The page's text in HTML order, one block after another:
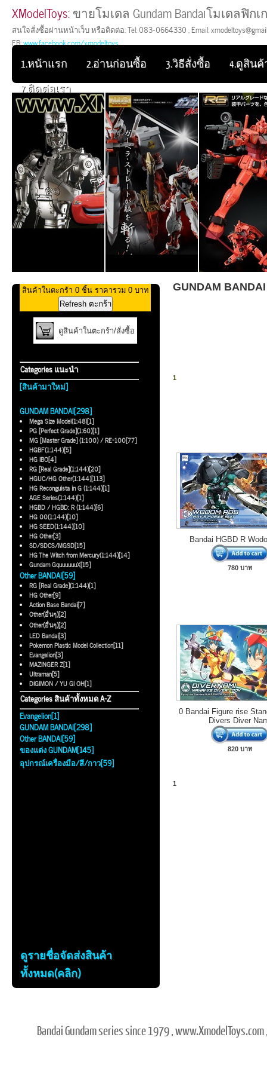
XModelToys: ขายโมเดล Gundam Bandaiโมเดลฟิ
สนใจสั่งซื้อผ่านหน้าเว็บ หรือติดต่อ: Tel: 083-0664330 , Email:
FB:www.facebook.com/xmodeltoys
1.หน้าแรก 2.อ่านก่อนซื้อ 3.วิธีสั่งซื้อ
4.ดูสิน
7.ติดต่อเรา
สินค้าในตะกร้า 0 ชิ้น ราคารวม 0 บาท
ดูสินค้าในตะกร้า/สั่งซื้อ
Categories แนะนำ
[สินค้ามาใหม่]
GUNDAM BANDAI[298]
Mega Size Model(1:48)[1]
PG [Perfect Grade](1:60)[1]
MG [Master Grade] (1:100) / RE-100[77]
HGBF(1:144)[5]
HG IBO[4]
RG [Real Grade](1:144)[20]
HGUC/HG Other(1:144)[113]
HG Reconguista in G (1:144)[1]
AGE Series(1:144)[1]
HGBD / HGBD: R (1:144)[6]
HG 00(1:144)[10]
HG SEED(1:144)[10]
HG Other[3]
SD/SDCS/MGSD[15]
HG The Witch from Mercury(1:144)[14]
Gundam GquuuuuuX[15]
Other BANDAI[59]
RG [Real Grade](1:144)[1]
HG Other[9]
Action Base Bandai[7]
Other(อื่นๆ)[2]
Other(อื่นๆ)[2]
LED Bandai[3]
Pokemon Plastic Model Collection[11]
Evangelion[3]
MAZINGER Z[1]
Ultraman[5]
DIGIMON / YU GI OH[1]
Categories สินค้าทั้งหมด A-Z
Evangelion[1]
GUNDAM BANDAI[298]
Other BANDAI[59]
ของแต่ง GUNDAM[145]
อุปกรณ์เครื่องมือ/สี/กาว[59]
ดูรายชื่อจัดส่งสินค้า
ทั้งหมด(คลิก)
GUNDAM
1
Bandai HGBD R
780 บาท
0 Bandai Figure rise
Divers Diver
820 บาท
1
Bandai Gundam series since 1979 ,